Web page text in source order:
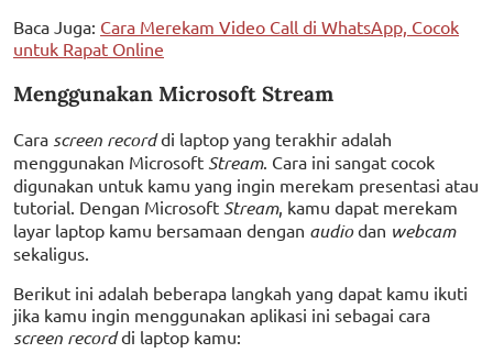
Baca Juga: Cara Merekam Video Call di WhatsApp, Cocok
untuk Rapat Online
Menggunakan Microsoft Stream
Cara screen recorddi laptop yang terakhir adalah
menggunakan Microsoft Stream. Cara ini sangat cocok
digunakan untuk kamu yang ingin merekam presentasi atau
tutorial. Dengan Microsoft Stream, kamu dapat merekam
layar laptop kamu bersamaan dengan audiodan webcam
sekaligus.
Berikut ini adalah beberapa langkah yang dapat kamu ikuti
jika kamu ingin menggunakan aplikasi ini sebagai cara
screen recorddi laptop kamu: